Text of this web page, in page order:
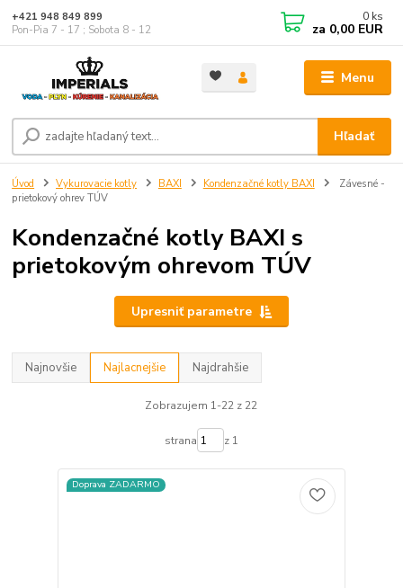
Menu
Hľadať
+421 948 849 899
Pon-Pia 7 - 17 ; Sobota 8 - 12
0 ks
za 0,00 EUR
Úvod Vykurovacie kotly BAXI Kondenzačné kotly BAXI
Závesné -
prietokový ohrev TÚV
Kondenzačné kotly BAXI s
prietokovým ohrevom TÚV
Upresniť parametre
Najnovšie Najlacnejšie Najdrahšie
Zobrazujem 1-22 z 22
strana z 1
Doprava ZADARMO